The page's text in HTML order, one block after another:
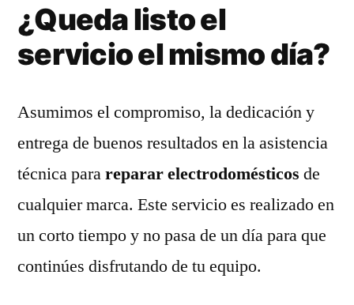
¿Queda listo el
servicio el mismo día?
Asumimos el compromiso, la dedicación y
entrega de buenos resultados en la asistencia
técnica parareparar electrodomésticos de
cualquier marca. Este servicio es realizado en
un corto tiempo y no pasa de un día para que
continúes disfrutando de tu equipo.